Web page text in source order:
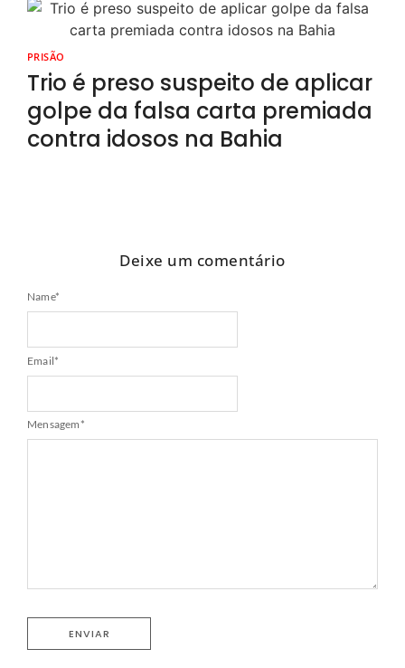
PRISÃO
Trio é preso suspeito de aplicar
golpe da falsa carta premiada
contra idosos na Bahia
Deixe um comentário
Name*
Email*